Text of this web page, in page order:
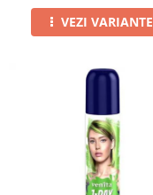
VEZI VARIANTE